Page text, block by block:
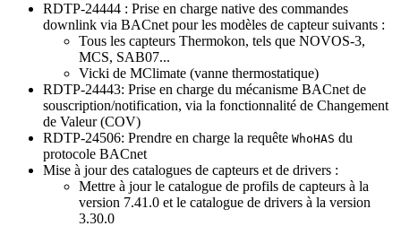
RDTP-24444 : Prise en charge native des commandes
downlink via BACnet pour les modèles de capteur suivants :
Tous les capteurs Thermokon, tels que NOVOS-3,
MCS, SAB07...
Vicki de MClimate (vanne thermostatique)
RDTP-24443: Prise en charge du mécanisme BACnet de
souscription/notification, via la fonctionnalité de Changement
de Valeur (COV)
RDTP-24506: Prendre en charge la requête WhoHAS du
protocole BACnet
Mise à jour des catalogues de capteurs et de drivers :
Mettre à jour le catalogue de profils de capteurs à la
version 7.41.0 et le catalogue de drivers à la version
3.30.0